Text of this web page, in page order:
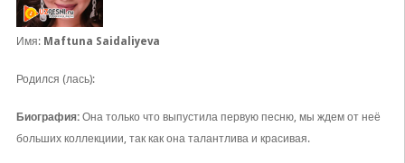
Имя: Maftuna Saidaliyeva
Родился (лась):
Биография: Она только что выпустила первую песню, мы ждем от неё
больших коллекциии, так как она талантлива и красивая.